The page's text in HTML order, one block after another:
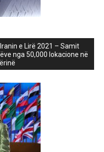
e Lirë 2021 – Samit
nga 50,000 lokacione në